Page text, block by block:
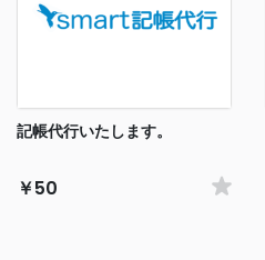
記帳代行いたします。
￥50